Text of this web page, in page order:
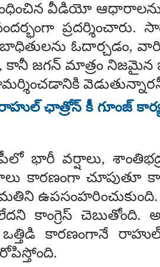
వీడియో
బాధితులను ఓదార్చడం,
జగన్ మాత్రం నిజమైన
ఛాత్రోన్ కీ గూంజ్
భారీ వర్షాలు,
కారణంగా చూపుతూ
కాంగ్రెస్ చెబుతోంది.
ఒత్తిడి కారణంగానే